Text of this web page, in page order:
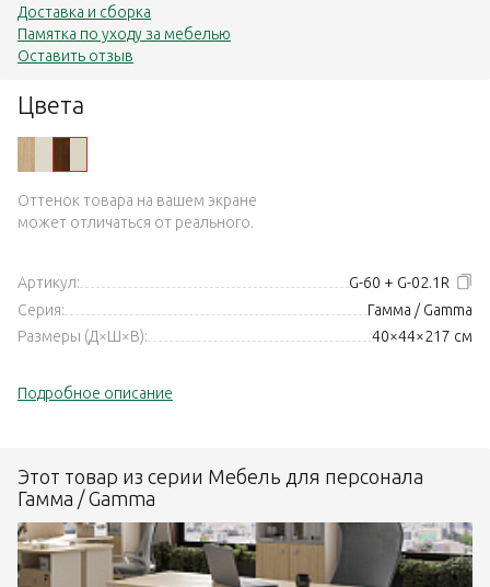
Цвета
Оттенок товара на вашем экране
может отличаться от реального.
Артикул:
G-60 + G-02.1R
Серия:
Гамма / Gamma
Размеры (Д×Ш×В):
40×44×217 см
Подробное описание
Доставка и сборка
Памятка по уходу за мебелью
Оставить отзыв
Этот товар из серии Мебель для персонала
Гамма / Gamma